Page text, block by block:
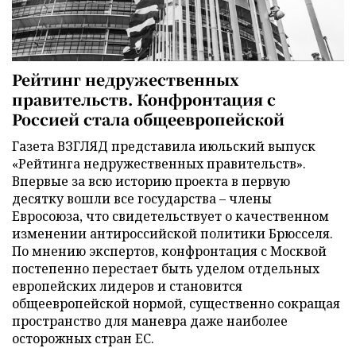
Рейтинг недружественных
правительств. Конфронтация с
Россией стала общеевропейской
Газета ВЗГЛЯД представила июльский выпуск
«Рейтинга недружественных правительств».
Впервые за всю историю проекта в первую
десятку вошли все государства – члены
Евросоюза, что свидетельствует о качественном
изменении антироссийской политики Брюсселя.
По мнению экспертов, конфронтация с Москвой
постепенно перестает быть уделом отдельных
европейских лидеров и становится
общеевропейской нормой, существенно сокращая
пространство для маневра даже наиболее
осторожных стран ЕС.